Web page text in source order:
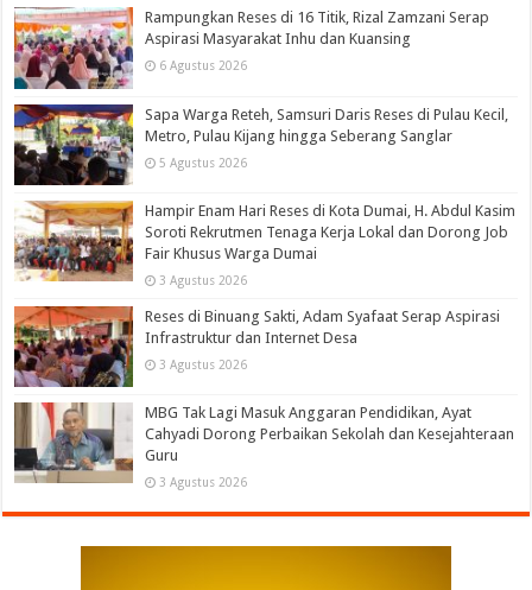
Rampungkan Reses di 16 Titik, Rizal Zamzani Serap
Aspirasi Masyarakat Inhu dan Kuansing
6 Agustus 2026
Sapa Warga Reteh, Samsuri Daris Reses di Pulau Kecil,
Metro, Pulau Kijang hingga Seberang Sanglar
5 Agustus 2026
Hampir Enam Hari Reses di Kota Dumai, H. Abdul Kasim
Soroti Rekrutmen Tenaga Kerja Lokal dan Dorong Job
Fair Khusus Warga Dumai
3 Agustus 2026
Reses di Binuang Sakti, Adam Syafaat Serap Aspirasi
Infrastruktur dan Internet Desa
3 Agustus 2026
MBG Tak Lagi Masuk Anggaran Pendidikan, Ayat
Cahyadi Dorong Perbaikan Sekolah dan Kesejahteraan
Guru
3 Agustus 2026